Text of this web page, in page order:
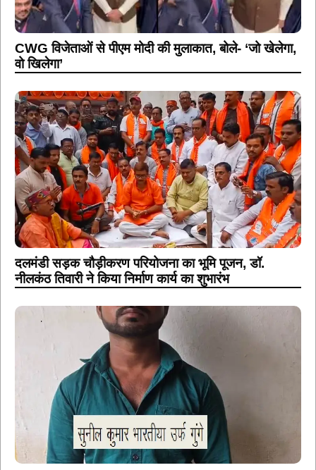
CWG विजेताओं से पीएम मोदी की मुलाकात, बोले- ‘जो खेलेगा,
वो खिलेगा’
दलमंडी सड़क चौड़ीकरण परियोजना का भूमि पूजन, डॉ.
नीलकंठ तिवारी ने किया निर्माण कार्य का शुभारंभ